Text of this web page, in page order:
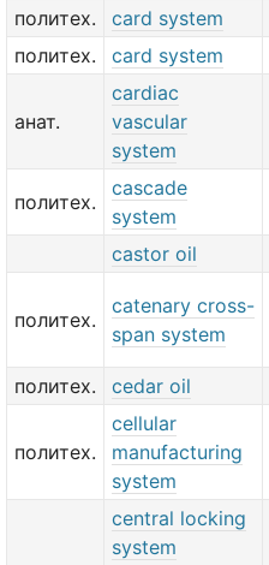
политех.
card system
политех.
card system
анат.
cardiac
vascular
system
политех.
cascade
system
castor oil
политех.
catenary cross-
span system
политех.
cedar oil
политех.
cellular
manufacturing
system
central locking
system